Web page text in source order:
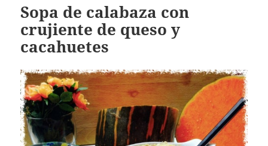
Sopa de calabaza con
crujiente de queso y
cacahuetes